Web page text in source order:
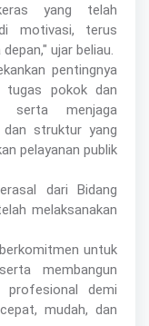
yang telah
motivasi, terus
ujar beliau.
pentingnya
tugas pokok dan
serta menjaga
struktur yang
pelayanan publik
dari Bidang
melaksanakan
untuk
membangun
demi
mudah, dan